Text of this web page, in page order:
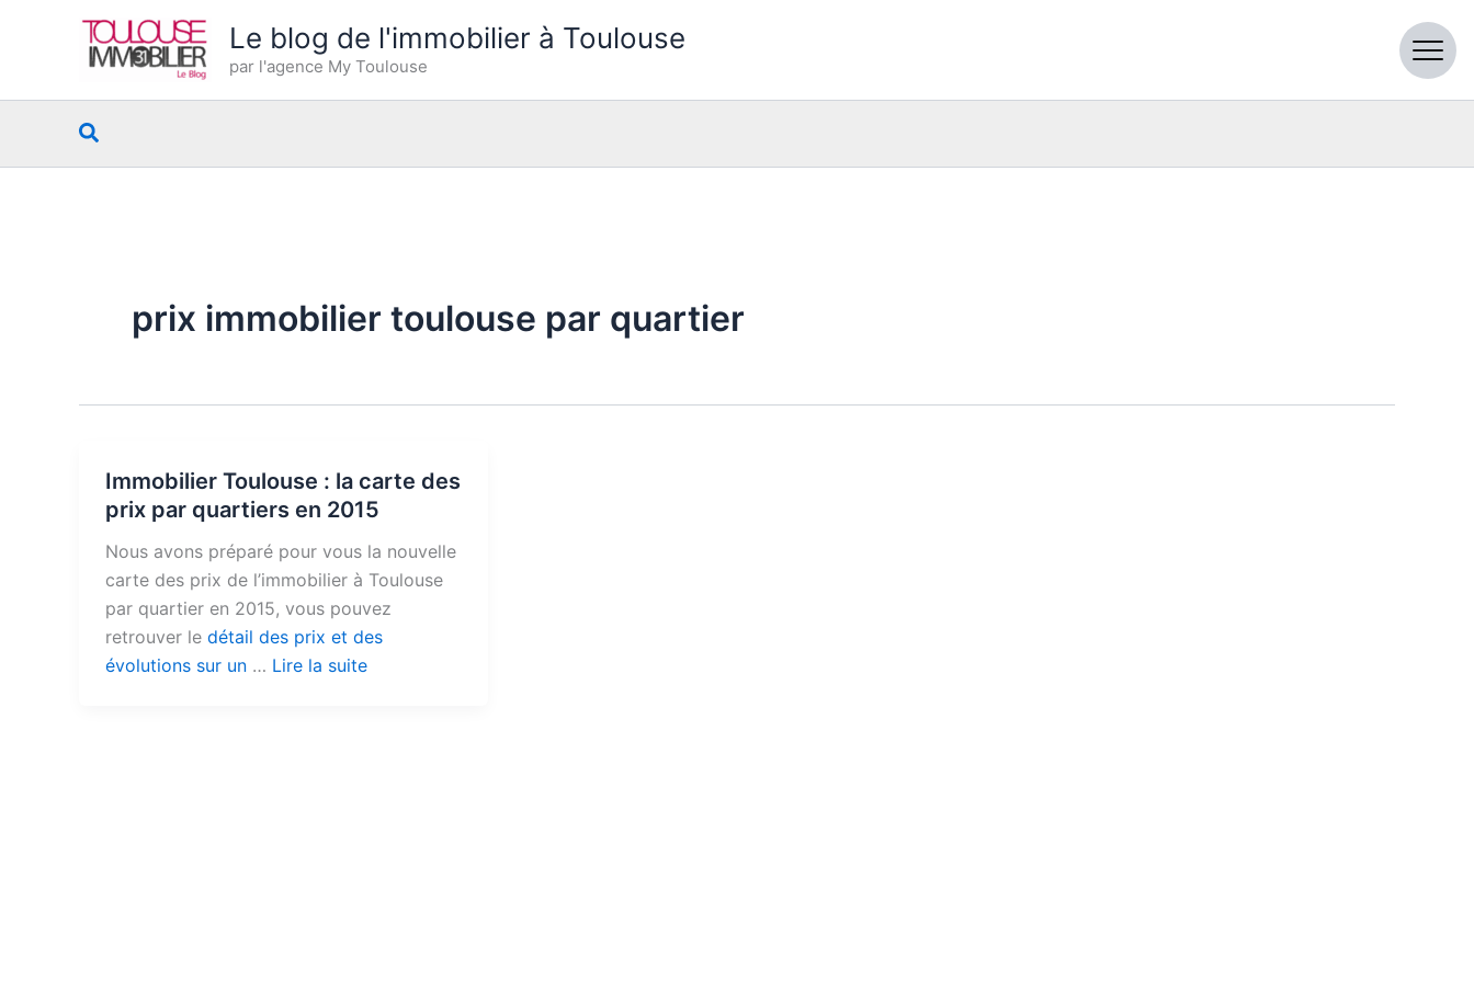
Le blog de l'immobilier à Toulouse
par l'agence My Toulouse
Rechercher
prix immobilier toulouse par quartier
Immobilier Toulouse : la carte des
prix par quartiers en 2015
Nous avons préparé pour vous la nouvelle
carte des prix de l’immobilier à Toulouse
par quartier en 2015, vous pouvez
retrouver le détail des prix et des
évolutions sur un … Lire la suite